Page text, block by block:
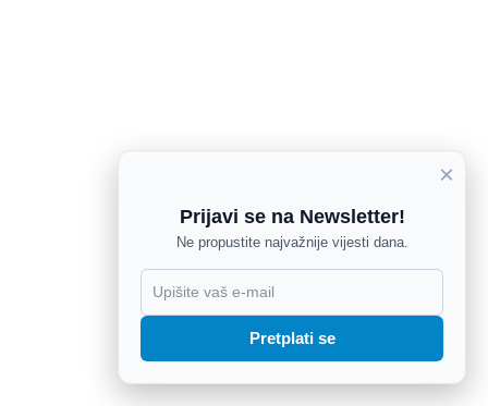
×
Prijavi se na Newsletter!
Ne propustite najvažnije vijesti dana.
Pretplati se